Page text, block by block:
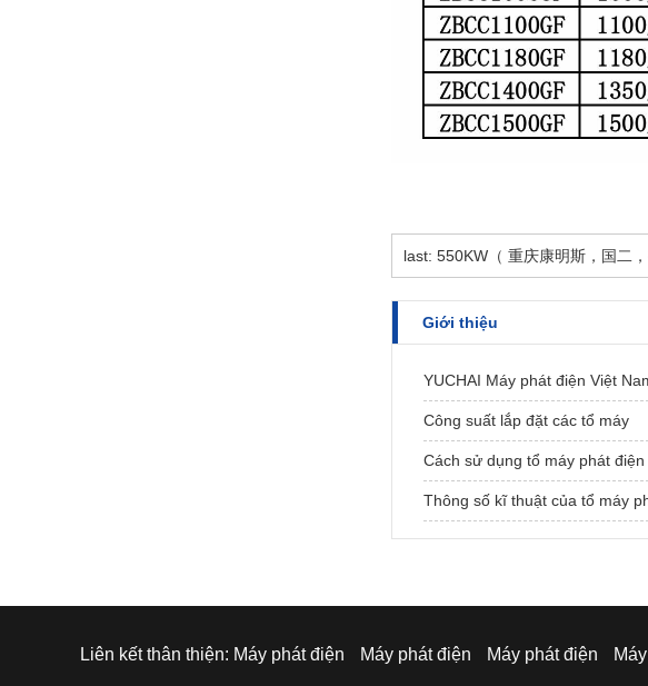
last: 550KW（ 重庆康明斯，国二，
Giới thiệu
YUCHAI Máy phát điện Việt
Công suất lắp đặt các tổ máy
Cách sử dụng tổ máy phát điện
Thông số kĩ thuật của tổ máy
Liên kết thân thiện: Máy phát điện Máy phát điện Máy phát điện